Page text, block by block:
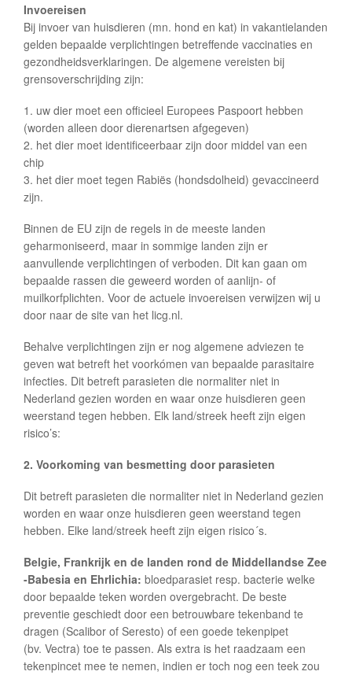
Invoereisen
Bij invoer van huisdieren (mn. hond en kat) in vakantielanden
gelden bepaalde verplichtingen betreffende vaccinaties en
gezondheidsverklaringen. De algemene vereisten bij
grensoverschrijding zijn:
1. uw dier moet een officieel Europees Paspoort hebben
(worden alleen door dierenartsen afgegeven)
2. het dier moet identificeerbaar zijn door middel van een
chip
3. het dier moet tegen Rabiës (hondsdolheid) gevaccineerd
zijn.
Binnen de EU zijn de regels in de meeste landen
geharmoniseerd, maar in sommige landen zijn er
aanvullende verplichtingen of verboden. Dit kan gaan om
bepaalde rassen die geweerd worden of aanlijn- of
muilkorfplichten. Voor de actuele invoereisen verwijzen wij u
door naar de site van het licg.nl.
Behalve verplichtingen zijn er nog algemene adviezen te
geven wat betreft het voorkómen van bepaalde parasitaire
infecties. Dit betreft parasieten die normaliter niet in
Nederland gezien worden en waar onze huisdieren geen
weerstand tegen hebben. Elk land/streek heeft zijn eigen
risico’s:
2. Voorkoming van besmetting door parasieten
Dit betreft parasieten die normaliter niet in Nederland gezien
worden en waar onze huisdieren geen weerstand tegen
hebben. Elke land/streek heeft zijn eigen risico´s.
Belgie, Frankrijk en de landen rond de Middellandse Zee
-Babesia en Ehrlichia: bloedparasiet resp. bacterie welke
door bepaalde teken worden overgebracht. De beste
preventie geschiedt door een betrouwbare tekenband te
dragen (Scalibor of Seresto) of een goede tekenpipet
(bv. Vectra) toe te passen. Als extra is het raadzaam een
tekenpincet mee te nemen, indien er toch nog een teek zou